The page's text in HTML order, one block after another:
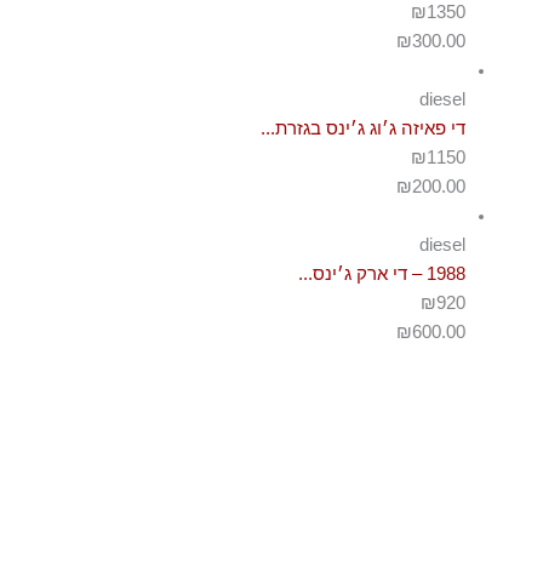
₪1350
₪300.00
diesel
די פאיזה ג׳וג ג׳ינס בגזרת...
₪1150
₪200.00
diesel
1988 – די ארק ג׳ינס...
₪920
₪600.00